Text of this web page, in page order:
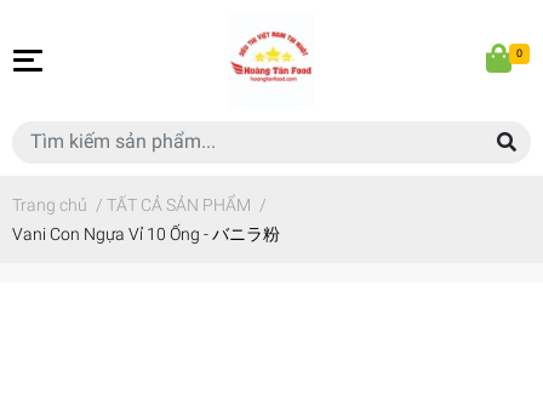
0
Trang chủ / TẤT CẢ SẢN PHẨM /
Vani Con Ngựa Vỉ 10 Ống - バニラ粉